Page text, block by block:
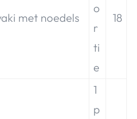
met noedels
o
r
ti
e
18
1
p